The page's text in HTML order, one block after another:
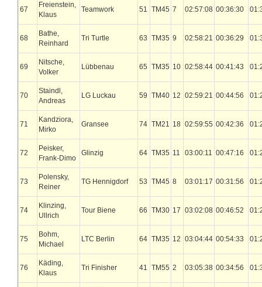
67
Freienstein,
Klaus
Teamwork 51 TM45 7 02:57:08 00:36:30
68
Bathe,
Reinhard
Tri Turtle 63 TM35 9 02:58:21 00:36:29
69
Nitsche,
Volker
Lübbenau 65 TM35 10 02:58:44 00:41:43
70
Staindl,
Andreas
LG Luckau 59 TM40 12 02:59:21 00:44:56
71
Kandziora,
Mirko
Gransee 74 TM21 18 02:59:55 00:42:36
72
Peisker,
Frank-Dimo
Glinzig 64 TM35 11 03:00:11 00:47:16
73
Polensky,
Reiner
TG Hennigdorf 53 TM45 8 03:01:17 00:31:56
74
Klinzing,
Ullrich
Tour Biene 66 TM30 17 03:02:08 00:46:52
75
Bohm,
Michael
LTC Berlin 64 TM35 12 03:04:44 00:54:33
76
Käding,
Klaus
Tri Finisher 41 TM55 2 03:05:38 00:34:56